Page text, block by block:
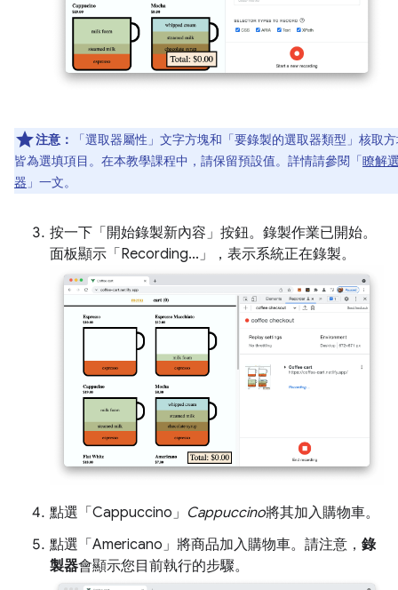
注意： 「選取器屬性」 文字方塊和「要錄製的選取器類型」 核取
皆為選填項目。在本教學課程中，請保留預設值。詳情請參閱「瞭解
器 」一文。
按一下「開始錄製新內容」 按鈕。錄製作業已開始。
面板顯示「Recording...」
，表示系統正在錄製。
點選「Cappuccino」 Cappuccino將其加入購物車。
點選「Americano」 將商品加入購物車。請注意， 錄
製器會顯示您目前執行的步驟。